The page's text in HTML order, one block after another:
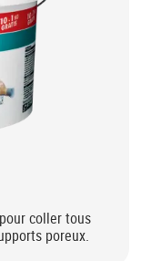
coller tous
poreux.